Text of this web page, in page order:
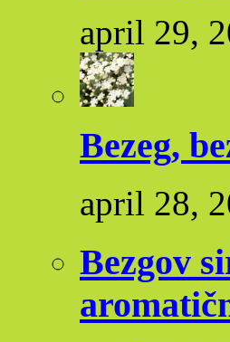
april 29,
Bezeg,
april 28,
Bezgov